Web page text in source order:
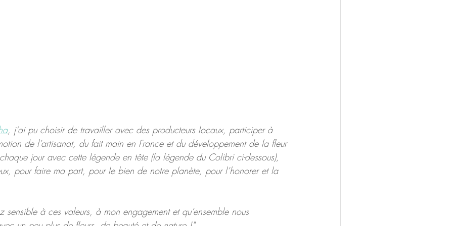
, j’ai pu choisir de travailler avec des producteurs locaux, participer à
de l’artisanat, du fait main en France et du développement de la fleur
jour avec cette légende en tête (la légende du Colibri ci-dessous),
pour faire ma part, pour le bien de notre planète, pour l’honorer et la
sensible à ces valeurs, à mon engagement et qu’ensemble nous